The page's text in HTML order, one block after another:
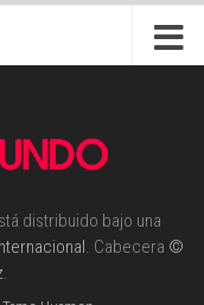
distribuido bajo una
. Cabecera ©
.